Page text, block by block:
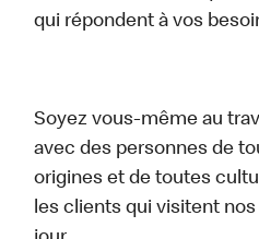
qui répondent à vos
Soyez vous-même au
avec des personnes de
origines et de toutes
les clients qui visitent